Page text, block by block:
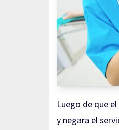
Luego de que
y negara el